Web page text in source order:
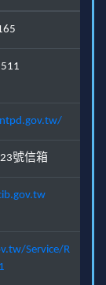
號信箱
Service/R